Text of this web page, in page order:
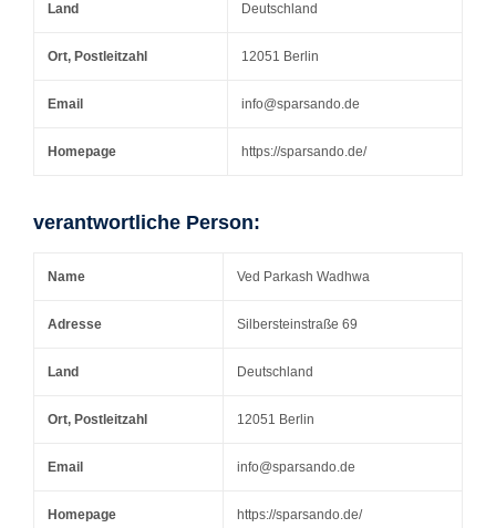
Land Deutschland
Ort, Postleitzahl 12051 Berlin
Email info@sparsando.de
Homepage https://sparsando.de/
verantwortliche Person:
Name Ved Parkash Wadhwa
Adresse Silbersteinstraße 69
Land Deutschland
Ort, Postleitzahl 12051 Berlin
Email info@sparsando.de
Homepage https://sparsando.de/